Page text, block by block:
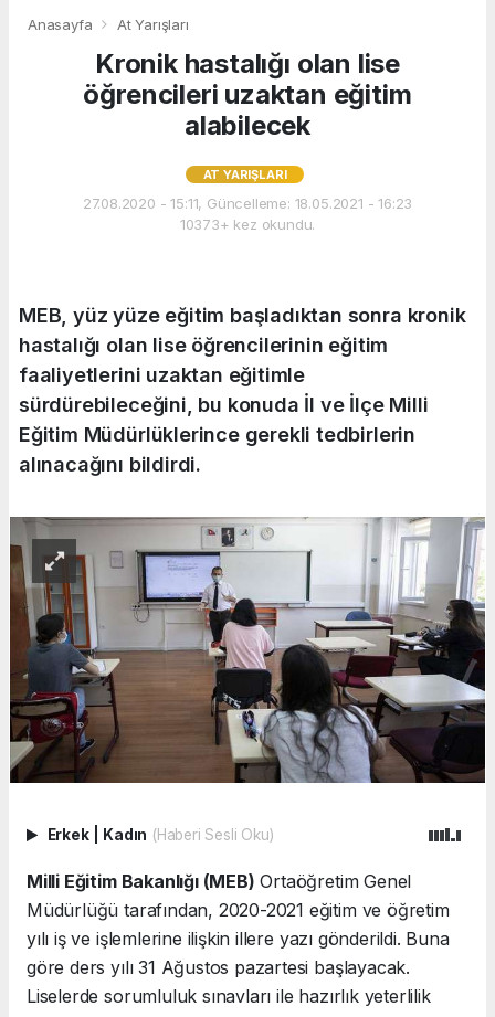
Anasayfa At Yarışları
Kronik hastalığı olan lise
öğrencileri uzaktan eğitim
alabilecek
AT YARIŞLARI
27.08.2020 - 15:11, Güncelleme: 18.05.2021 - 16:23
10373+ kez okundu.
MEB, yüz yüze eğitim başladıktan sonra kronik
hastalığı olan lise öğrencilerinin eğitim
faaliyetlerini uzaktan eğitimle
sürdürebileceğini, bu konuda İl ve İlçe Milli
Eğitim Müdürlüklerince gerekli tedbirlerin
alınacağını bildirdi.
Erkek Kadın (Haberi Sesli Oku)
Milli Eğitim Bakanlığı (MEB) Ortaöğretim Genel
Müdürlüğü tarafından, 2020-2021 eğitim ve öğretim
yılı iş ve işlemlerine ilişkin illere yazı gönderildi. Buna
göre ders yılı 31 Ağustos pazartesi başlayacak.
Liselerde sorumluluk sınavları ile hazırlık yeterlilik